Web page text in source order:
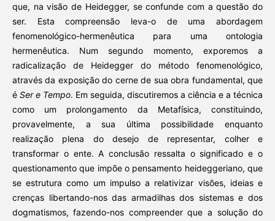
que, na visão de Heidegger, se confunde com a questão do
ser. Esta compreensão leva-o de uma abordagem
fenomenológico-hermenêutica para uma ontologia
hermenêutica. Num segundo momento, exporemos a
radicalização de Heidegger do método fenomenológico,
através da exposição do cerne de sua obra fundamental, que
é Ser e Tempo. Em seguida, discutiremos a ciência e a técnica
como um prolongamento da Metafísica, constituindo,
provavelmente, a sua última possibilidade enquanto
realização plena do desejo de representar, colher e
transformar o ente. A conclusão ressalta o significado e o
questionamento que impõe o pensamento heideggeriano, que
se estrutura como um impulso a relativizar visões, ideias e
crenças libertando-nos das armadilhas dos sistemas e dos
dogmatismos, fazendo-nos compreender que a solução do